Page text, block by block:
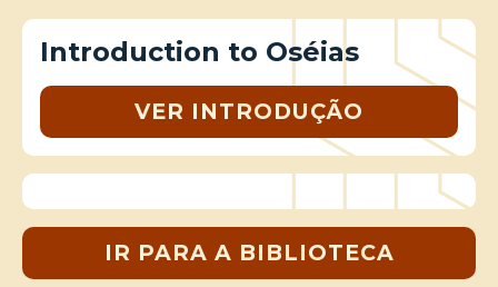
Introduction to Oséias
VER INTRODUÇÃO
IR PARA A BIBLIOTECA